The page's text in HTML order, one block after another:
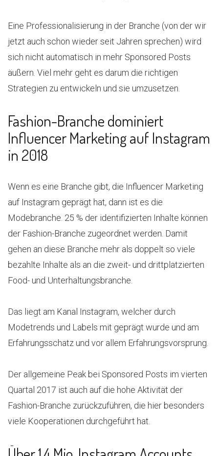
Eine Professionalisierung in der Branche (von der wir
jetzt auch schon wieder seit Jahren sprechen) wird
sich nicht automatisch in mehr Sponsored Posts
äußern. Viel mehr geht es darum die richtigen
Strategien zu entwickeln und sie umzusetzen.
Fashion-Branche dominiert
Influencer Marketing auf Instagram
in 2018
Wenn es eine Branche gibt, die Influencer Marketing
auf Instagram geprägt hat, dann ist es die
Modebranche. 25 % der identifizierten Inhalte können
der Fashion-Branche zugeordnet werden. Damit
gehen an diese Branche mehr als doppelt so viele
bezahlte Inhalte als an die zweit- und drittplatzierten
Food- und Unterhaltungsbranche.
Das liegt am Kanal Instagram, welcher durch
Modetrends und Labels mit geprägt wurde und am
Erfahrungsschatz und vor allem Erfahrungsvorsprung.
Der allgemeine Peak bei Sponsored Posts im vierten
Quartal 2017 ist auch auf die hohe Aktivität der
Fashion-Branche zurückzuführen, die hier besonders
viele Kooperationen durchgeführt hat.